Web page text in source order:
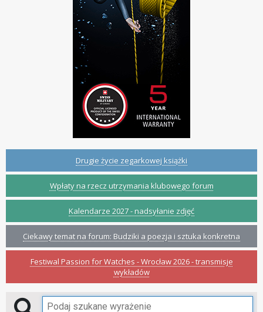
Drugie życie zegarkowej książki
Wpłaty na rzecz utrzymania klubowego forum
Kalendarze 2027 - nadsyłanie zdjęć
Ciekawy temat na forum: Budziki a poezja i sztuka konkretna
Festiwal Passion for Watches - Wrocław 2026 - transmisje
wykładów